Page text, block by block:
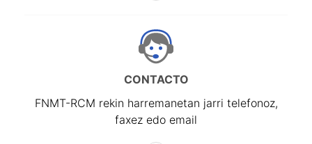
CONTACTO
FNMT-RCM rekin harremanetan jarri telefonoz,
faxez edo email